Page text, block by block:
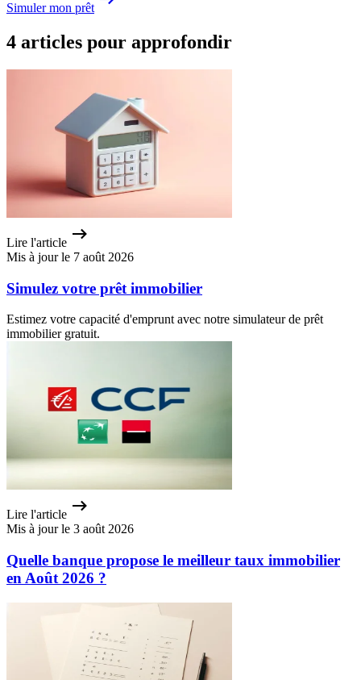
Simuler mon prêt
4 articles pour approfondir
Lire l'article
Mis à jour le 7 août 2026
Simulez votre prêt immobilier
Estimez votre capacité d'emprunt avec notre simulateur de prêt
immobilier gratuit.
Lire l'article
Mis à jour le 3 août 2026
Quelle banque propose le meilleur taux immobilier
en Août 2026 ?